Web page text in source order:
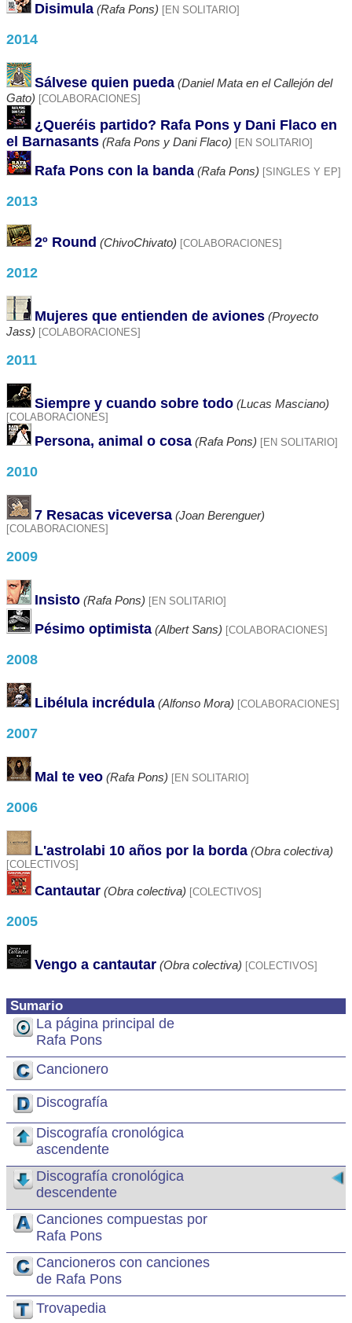
Sumario
La página principal de
Rafa Pons
Cancionero
Discografía
Discografía cronológica
ascendente
Discografía cronológica
descendente
Canciones compuestas por
Rafa Pons
Cancioneros con canciones
de Rafa Pons
Trovapedia
Disimula (Rafa Pons) [EN SOLITARIO]
2014
Sálvese quien pueda (Daniel Mata en el Callejón del
Gato)
[COLABORACIONES]
¿Queréis partido? Rafa Pons y Dani Flaco en
el Barnasants (Rafa Pons y Dani Flaco) [EN SOLITARIO]
Rafa Pons con la banda (Rafa Pons) [SINGLES Y EP]
2013
2º Round (ChivoChivato) [COLABORACIONES]
2012
Mujeres que entienden de aviones (Proyecto
Jass)
[COLABORACIONES]
2011
Siempre y cuando sobre todo (Lucas Masciano)
[COLABORACIONES]
Persona, animal o cosa (Rafa Pons) [EN SOLITARIO]
2010
7 Resacas viceversa (Joan Berenguer)
[COLABORACIONES]
2009
Insisto (Rafa Pons) [EN SOLITARIO]
Pésimo optimista (Albert Sans) [COLABORACIONES]
2008
Libélula incrédula (Alfonso Mora) [COLABORACIONES]
2007
Mal te veo (Rafa Pons) [EN SOLITARIO]
2006
L'astrolabi 10 años por la borda (Obra colectiva)
[COLECTIVOS]
Cantautar (Obra colectiva) [COLECTIVOS]
2005
Vengo a cantautar (Obra colectiva) [COLECTIVOS]